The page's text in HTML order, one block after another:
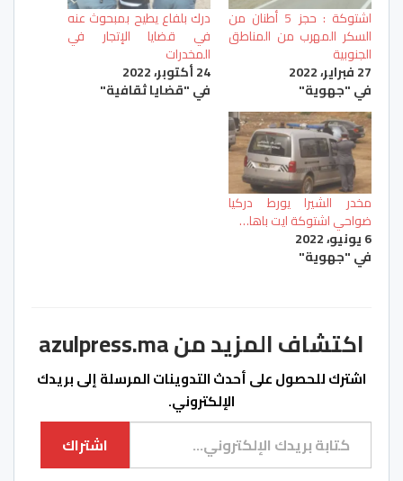
اشتوكة : حجز 5 أطنان من
السكر المهرب من المناطق
الجنوبية
27 فبراير، 2022
في "جهوية"
درك بلفاع يطيح بمبحوث عنه
في قضايا الإتجار في
المخدرات
24 أكتوبر، 2022
في "قضايا ثقافية"
مخدر الشيرا يورط دركيا
ضواحي اشتوكة ايت باها…
6 يونيو، 2022
في "جهوية"
اكتشاف المزيد من azulpress.ma
اشترك للحصول على أحدث التدوينات المرسلة إلى بريدك
الإلكتروني.
كتابة بريدك الإلكتروني...
اشتراك